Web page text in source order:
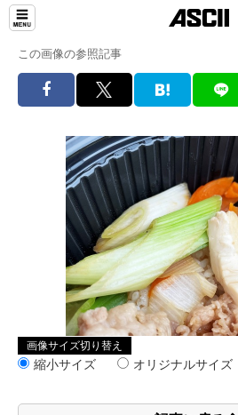
この画像の参照記事
画像サイズ切り替え
縮小サイズ オリジナルサイズ